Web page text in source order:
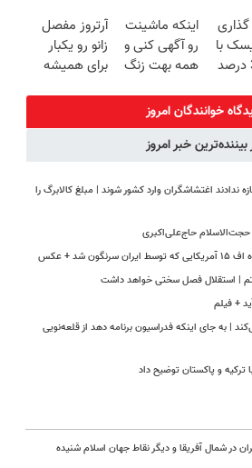
|
قسطی
با 45%تخفیف
بفروش
با
سود 38 درصد
اینکه ماشینت
رو آگهی کنی و
همه بهت زنگ
میکنه؟
آرتروز مفصل
زانو رو یکبار
برای همیشه
خوانندگان امروز
بیننده‌ترین خبر امروز
ندادند اغتشاشگران وارد کشور شوند | مبلغ کالابرگ را
حجت‌الاسلام حاج‌علی‌اکبری
شد + عکس
| استقلال فصل سختی خواهد داشت
+ فیلم
| به جای اینکه فدراسیون برنامه دهد از قلعه‌نویی
ترکیه و پاکستان توضیح داد
در شمال آفریقا و دیگر نقاط جهان اسلام شنیده